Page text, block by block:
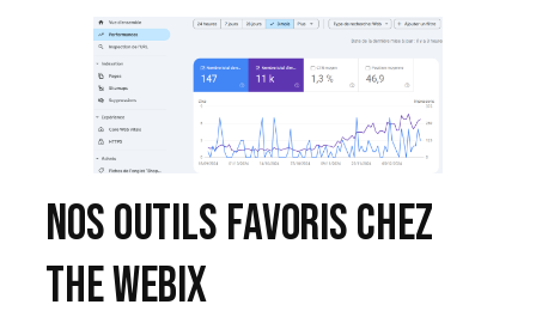
Nos outils favoris chez
The Webix